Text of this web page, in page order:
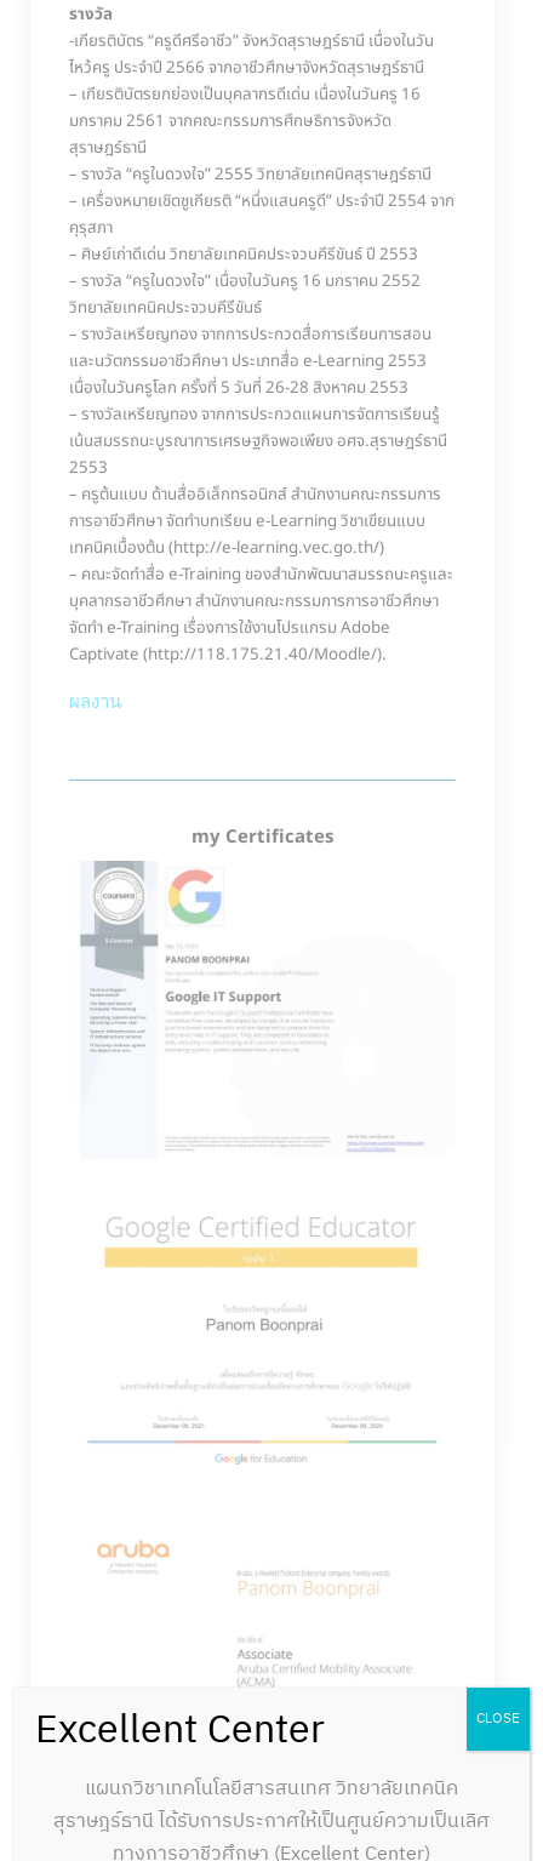
รางวัล
-เกียรติบัตร “ครูดีศรีอาชีว” จังหวัดสุราษฎร์ธานี เนื่องในวัน
ไหว้ครู ประจำปี 2566 จากอาชีวศึกษาจังหวัดสุราษฎร์ธานี
– เกียรติบัตรยกย่องเป็นบุคลากรดีเด่น เนื่องในวันครู 16
มกราคม 2561 จากคณะกรรมการศึกษธิการจังหวัด
สุราษฎร์ธานี
– รางวัล “ครูในดวงใจ” 2555 วิทยาลัยเทคนิคสุราษฎร์ธานี
– เครื่องหมายเชิดชูเกียรติ “หนึ่งแสนครูดี” ประจำปี 2554 จาก
คุรุสภา
– ศิษย์เก่าดีเด่น วิทยาลัยเทคนิคประจวบคีรีขันธ์ ปี 2553
– รางวัล “ครูในดวงใจ” เนื่องในวันครู 16 มกราคม 2552
วิทยาลัยเทคนิคประจวบคีรีขันธ์
– รางวัลเหรียญทอง จากการประกวดสื่อการเรียนการสอน
และนวัตกรรมอาชีวศึกษา ประเภทสื่อ e-Learning 2553
เนื่องในวันครูโลก ครั้งที่ 5 วันที่ 26-28 สิงหาคม 2553
– รางวัลเหรียญทอง จากการประกวดแผนการจัดการเรียนรู้
เน้นสมรรถนะบูรณาการเศรษฐกิจพอเพียง อศจ.สุราษฎร์ธานี
2553
– ครูต้นแบบ ด้านสื่ออิเล็กทรอนิกส์ สำนักงานคณะกรรมการ
การอาชีวศึกษา จัดทำบทเรียน e-Learning วิชาเขียนแบบ
เทคนิคเบื้องต้น (http://e-learning.vec.go.th/)
– คณะจัดทำสื่อ e-Training ของสำนักพัฒนาสมรรถนะครูและ
บุคลากรอาชีวศึกษา สำนักงานคณะกรรมการการอาชีวศึกษา
จัดทำ e-Training เรื่องการใช้งานโปรแกรม Adobe
Captivate (http://118.175.21.40/Moodle/).
ผลงาน
my Certificates
Excellent Center
แผนกวิชาเทคโนโลยีสารสนเทศ วิทยาลัยเทคนิค
สุราษฎร์ธานี ได้รับการประกาศให้เป็นศูนย์ความเป็นเลิศ
ทางการอาชีวศึกษา (Excellent Center)
CLOSE